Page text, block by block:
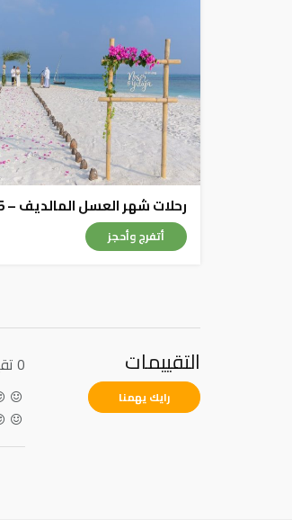
رحلات شهر العسل المالديف – 5 نجوم
أتفرج وأحجز
التقييمات
رايك يهمنا
0 تقييم